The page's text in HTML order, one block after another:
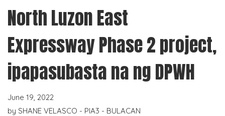
North Luzon East
Expressway Phase 2 project,
ipapasubasta na ng DPWH
June 19, 2022
by SHANE VELASCO - PIA3 - BULACAN